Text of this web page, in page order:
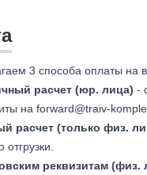
3 способа оплаты на
расчет (юр. лица) -
на forward@traiv-
расчет (только физ.
реквизитам (физ.